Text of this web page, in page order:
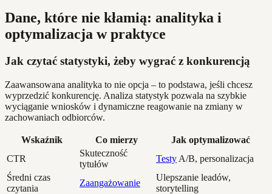
Dane, które nie kłamią: analityka i
optymalizacja w praktyce
Jak czytać statystyki, żeby wygrać z konkurencją
Zaawansowana analityka to nie opcja – to podstawa, jeśli chcesz
wyprzedzić konkurencję. Analiza statystyk pozwala na szybkie
wyciąganie wniosków i dynamiczne reagowanie na zmiany w
zachowaniach odbiorców.
Wskaźnik Co mierzy
Jak optymalizować
CTR
Skuteczność
tytułów
Testy A/B, personalizacja
Średni czas
czytania
Zaangażowanie
Ulepszanie leadów,
storytelling